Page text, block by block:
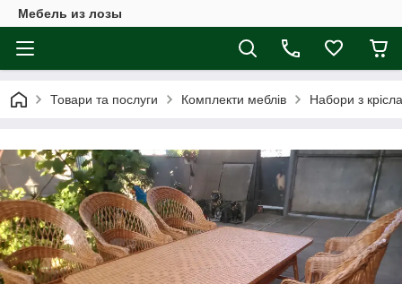
Мебель из лозы
Товари та послуги Комплекти меблів Набори з